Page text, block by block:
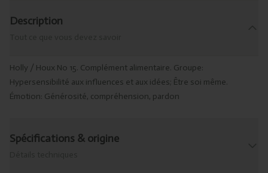
Description
Holly / Houx No 15. Complément alimentaire. Groupe:
Hypersensibilité aux influences et aux idées; Être soi même.
Émotion: Générosité, compréhension, pardon
Spécifications & origine